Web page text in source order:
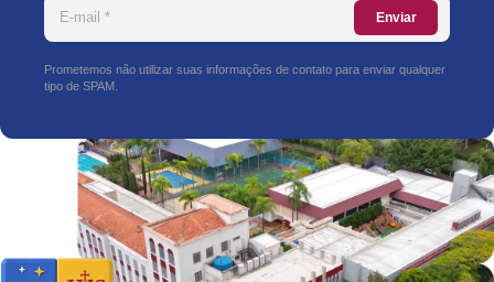
Enviar
Prometemos não utilizar suas informações de contato para enviar qualquer
tipo de SPAM.